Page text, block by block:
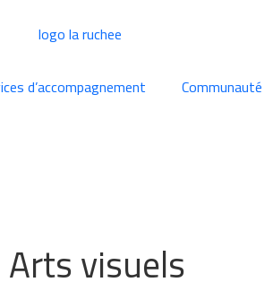
d’accompagnement Communauté
Arts visuels